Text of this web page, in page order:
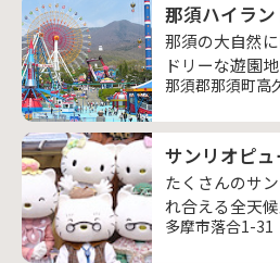
那須ハイラ
那須の大自然
ドリーな遊園地
那須郡那須町高
サンリオピ
たくさんのサ
れ合える全天
多摩市落合1-31